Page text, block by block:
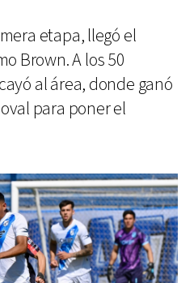
etapa, llegó el
Brown. A los 50
al área, donde ganó
para poner el